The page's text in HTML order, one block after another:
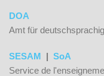
DOA
Amt für
SESAM | SoA
Service de